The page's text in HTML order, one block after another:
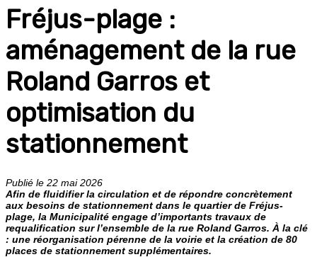
Fréjus-plage :
aménagement de la rue
Roland Garros et
optimisation du
stationnement
Publié le 22 mai 2026
Afin de fluidifier la circulation et de répondre concrètement
aux besoins de stationnement dans le quartier de Fréjus-
plage, la Municipalité engage d’importants travaux de
requalification sur l’ensemble de la rue Roland Garros. À la clé
: une réorganisation pérenne de la voirie et la création de 80
places de stationnement supplémentaires.